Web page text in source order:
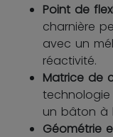
Point de
charnière
avec un
réactivité.
Matrice de
un bâton à
Géométrie